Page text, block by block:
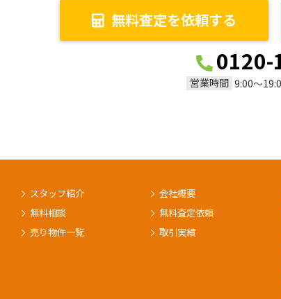
無料査定を依頼する
0120-
営業時間 9:00～
スタッフ紹介
無料相談
売り物件一覧
会社概要
無料査定依頼
取引実績